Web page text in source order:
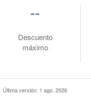
Descuento
máximo
--
Última versión: 1 ago. 2026